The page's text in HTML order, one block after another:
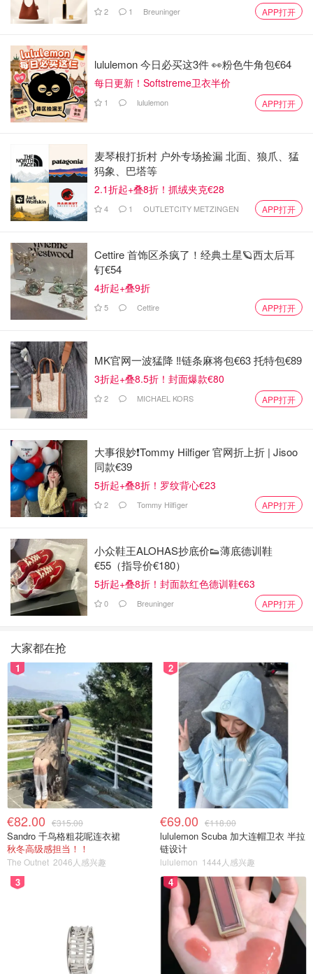
2 1 Breuninger APP打开
lululemon 今日必买这3件 👀粉色牛角包€64
每日更新！Softstreme卫衣半价
1 lululemon APP打开
麦琴根打折村 户外专场捡漏 北面、狼爪、猛
犸象、巴塔等
2.1折起+叠8折！抓绒夹克€28
4 1 OUTLETCITY METZINGEN APP打开
Cettire 首饰区杀疯了！经典土星🪐西太后耳
钉€54
4折起+叠9折
5 Cettire APP打开
MK官网一波猛降 ‼️链条麻将包€63 托特包€89
3折起+叠8.5折！封面爆款€80
2 MICHAEL KORS APP打开
大事很妙❗️Tommy Hilfiger 官网折上折 | Jisoo
同款€39
5折起+叠8折！罗纹背心€23
2 Tommy Hilfiger APP打开
小众鞋王ALOHAS抄底价👟薄底德训鞋
€55（指导价€180）
5折起+叠8折！封面款红色德训鞋€63
0 Breuninger APP打开
大家都在抢
1
€82.00 €315.00
Sandro 千鸟格粗花呢连衣裙
秋冬高级感担当！！
The Outnet 2046人感兴趣
2
€69.00 €118.00
lululemon Scuba 加大连帽卫衣 半拉
链设计
lululemon 1444人感兴趣
3 4